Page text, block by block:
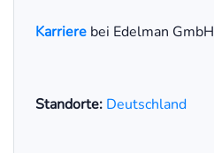
Karriere bei Edelman
Standorte: Deutschland